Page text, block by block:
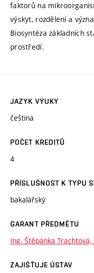
faktorů na
výskyt, rozdělení a
Biosyntéza základních
prostředí.
JAZYK VÝUKY
čeština
POČET KREDITŮ
4
PŘÍSLUŠNOST K TYPU
bakalářský
GARANT PŘEDMĚTU
Ing. Štěpánka Trachtová,
ZAJIŠŤUJE ÚSTAV